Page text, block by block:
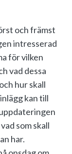
och främst
intresserad
för vilken
vad dessa
hur skall
kan till
som skall
har.